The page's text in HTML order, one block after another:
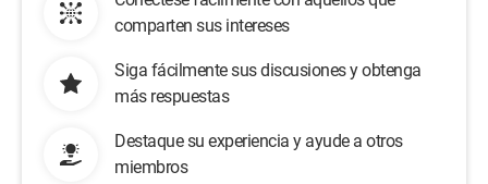
comparten sus intereses
Siga fácilmente sus discusiones y obtenga
más respuestas
Destaque su experiencia y ayude a otros
miembros